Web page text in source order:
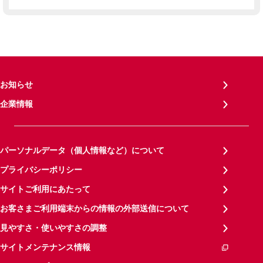
お知らせ
企業情報
パーソナルデータ（個人情報など）について
プライバシーポリシー
サイトご利用にあたって
お客さまご利用端末からの情報の外部送信について
見やすさ・使いやすさの調整
サイトメンテナンス情報